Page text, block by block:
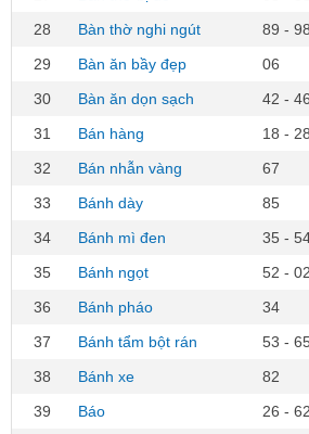
28
Bàn thờ nghi ngút
89 - 98
29
Bàn ăn bầy đẹp
06
30
Bàn ăn dọn sạch
42 - 46
31
Bán hàng
18 -
32
Bán nhẫn vàng
67
33
Bánh dày
85
34
Bánh mì đen
35 -
35
Bánh ngọt
52 - 02
36
Bánh pháo
34
37
Bánh tẩm bột rán
53 -
38
Bánh xe
82
39
Báo
26 - 62